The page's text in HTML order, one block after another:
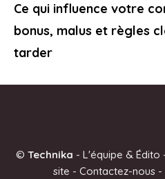
Ce qui influence votre
bonus, malus et règles
tarder
© Technika - L'équipe & Édito
site - Contactez-nous -